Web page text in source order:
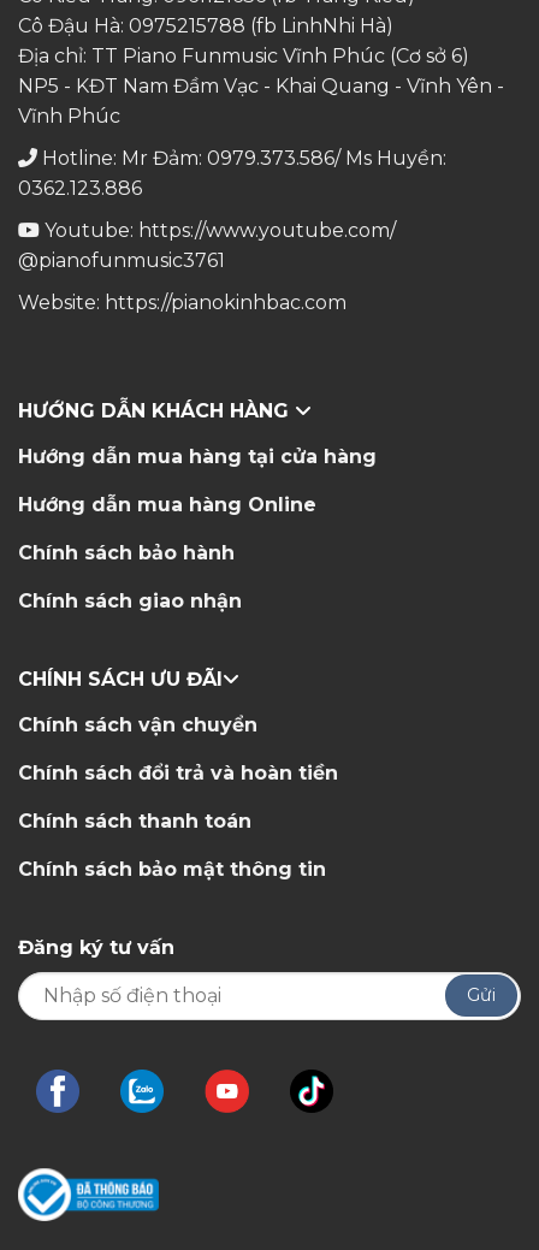
Cô Đậu Hà: 0975215788 (fb LinhNhi Hà)
Địa chỉ: TT Piano Funmusic Vĩnh Phúc (Cơ sở 6)
NP5 - KĐT Nam Đầm Vạc - Khai Quang - Vĩnh Yên -
Vĩnh Phúc
Hotline: Mr Đảm: 0979.373.586/ Ms Huyền:
0362.123.886
Youtube: https://www.youtube.com/
@pianofunmusic3761
Website: https://pianokinhbac.com
HƯỚNG DẪN KHÁCH HÀNG
Hướng dẫn mua hàng tại cửa hàng
Hướng dẫn mua hàng Online
Chính sách bảo hành
Chính sách giao nhận
CHÍNH SÁCH ƯU ĐÃI
Chính sách vận chuyển
Chính sách đổi trả và hoàn tiền
Chính sách thanh toán
Chính sách bảo mật thông tin
Đăng ký tư vấn